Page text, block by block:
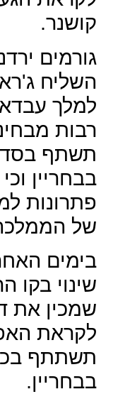
קושנר.
גורמים
השליח
למלך
רבות
תשתף
בבחריין
פתרונות
של
בימים
שינוי בקו
שמכין את
לקראת
תשתתף
בבחריין.